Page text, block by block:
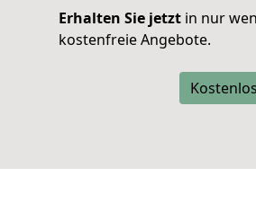
Erhalten Sie jetzt in nur
kostenfreie Angebote.